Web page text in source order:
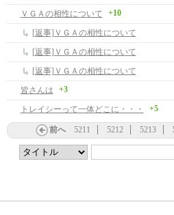
ＶＧＡの相性について
+10
[返事]ＶＧＡの相性について
[返事]ＶＧＡの相性について
[返事]ＶＧＡの相性について
皆さんは
+3
トレイシーって一体どこに・・・ +5
前へ 5211 5212 5213